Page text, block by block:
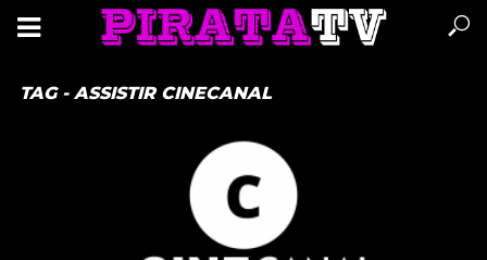
TAG - ASSISTIR CINECANAL